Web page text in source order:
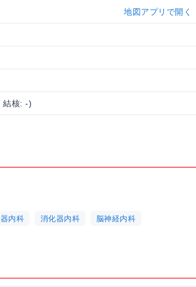
地図アプリで開く
結核: -)
内科 消化器内科 脳神経内科